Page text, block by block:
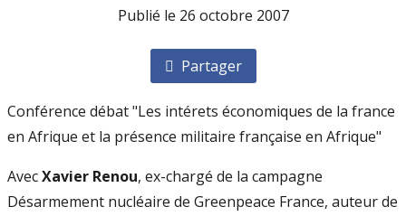
Publié le 26 octobre 2007
Partager
Conférence débat "Les intérets économiques de la france
en Afrique et la présence militaire française en Afrique"
AvecXavier Renou, ex-chargé de la campagne
Désarmement nucléaire de Greenpeace France, auteur de